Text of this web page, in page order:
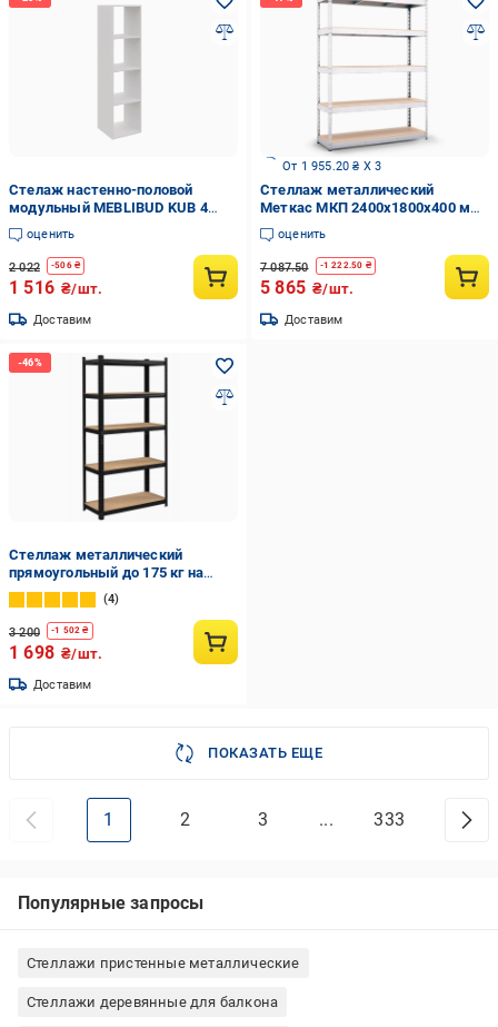
Стелаж настенно-половой
модульный MEBLIBUD KUB 4
секции Белый
оценить
2 022 -506₴
1 516 ₴/шт.
Доставим
От 1 955.20 ₴ X 3
Стеллаж металлический
Меткас МКП 2400x1800x400 мм
300 кг/полку (МКП-29)
оценить
7 087.50 -1 222.50 ₴
5 865 ₴/шт.
Доставим
Стеллаж металлический
прямоугольный до 175 кг на
полку 180x90x30 см (GWI7361-7)
4
3 200 -1 502 ₴
1 698 ₴/шт.
Доставим
ПОКАЗАТЬ ЕЩЕ
1 2 3 ... 333
Популярные запросы
Стеллажи пристенные металлические
Стеллажи деревянные для балкона